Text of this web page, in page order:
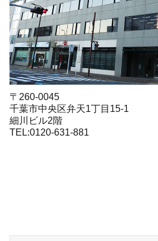
〒260-0045
千葉市中央区弁天1丁目15-1
細川ビル2階
TEL:0120-631-881